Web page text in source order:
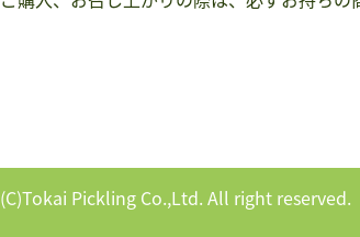
(C)Tokai Pickling Co.,Ltd. All right reserved.